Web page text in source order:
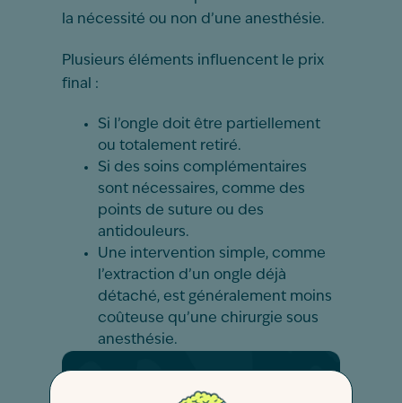
la nécessité ou non d’une anesthésie.
Plusieurs éléments influencent le prix
final :
Si l’ongle doit être partiellement
ou totalement retiré.
Si des soins complémentaires
sont nécessaires, comme des
points de suture ou des
antidouleurs.
Une intervention simple, comme
l’extraction d’un ongle déjà
détaché, est généralement moins
coûteuse qu’une chirurgie sous
anesthésie.